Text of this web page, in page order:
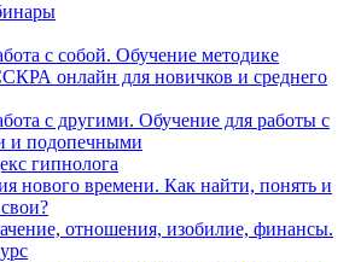
с собой. Обучение методике
онлайн для новичков и среднего
с другими. Обучение для работы с
и подопечными
гипнолога
нового времени. Как найти, понять и
отношения, изобилие, финансы.